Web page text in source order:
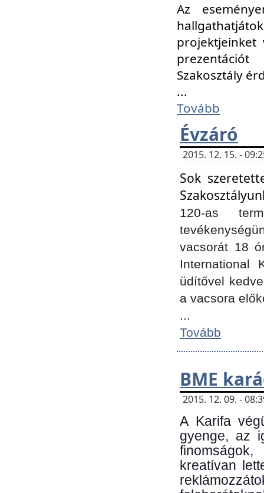
Az
Szakosztály
...
Tovább
Évzáró
2015. 12. 15. -
Sok
120-as
vacsorát 18
International
üdítővel
a vacsora
...
Tovább
BME
2015. 12. 09. -
A Karifa
gyenge, az
kreatívan